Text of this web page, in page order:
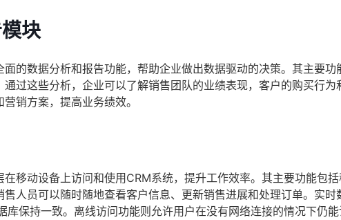
块
的数据分析和报告功能，帮助企业做出数据驱动的决策。其主要功
过这些分析，企业可以了解销售团队的业绩表现，客户的购买行为
销方案，提高业务绩效。
移动设备上访问和使用CRM系统，提升工作效率。其主要功能包
人员可以随时随地查看客户信息、更新销售进展和处理订单。实时
库保持一致。离线访问功能则允许用户在没有网络连接的情况下仍